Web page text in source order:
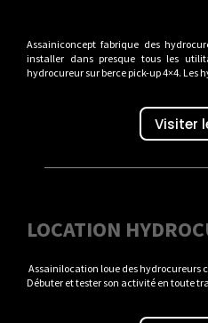
Assainiconcept fabrique des
installer dans presque tous les
hydrocureur sur berce pick-up 4×4. Les
Visiter
LOCATION
Assainilocation loue des hydrocureurs
Débuter et tester son activité en toute